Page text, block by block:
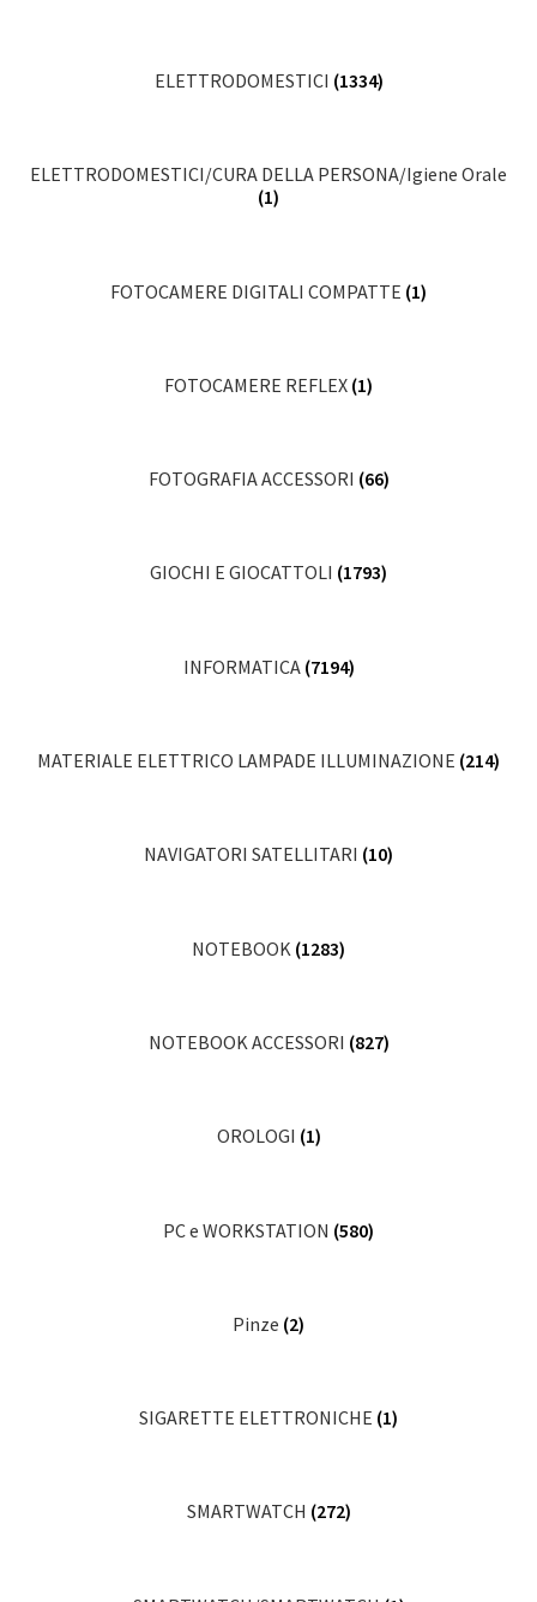
ELETTRODOMESTICI (1334)
ELETTRODOMESTICI/CURA DELLA PERSONA/Igiene Orale
(1)
FOTOCAMERE DIGITALI COMPATTE (1)
FOTOCAMERE REFLEX (1)
FOTOGRAFIA ACCESSORI (66)
GIOCHI E GIOCATTOLI (1793)
INFORMATICA (7194)
MATERIALE ELETTRICO LAMPADE ILLUMINAZIONE (214)
NAVIGATORI SATELLITARI (10)
NOTEBOOK (1283)
NOTEBOOK ACCESSORI (827)
OROLOGI (1)
PC e WORKSTATION (580)
Pinze (2)
SIGARETTE ELETTRONICHE (1)
SMARTWATCH (272)